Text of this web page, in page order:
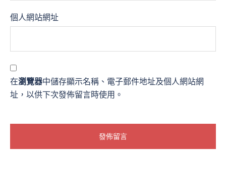
個人網站網址
在瀏覽器中儲存顯示名稱、電子郵件地址及個人網站網
址，以供下次發佈留言時使用。